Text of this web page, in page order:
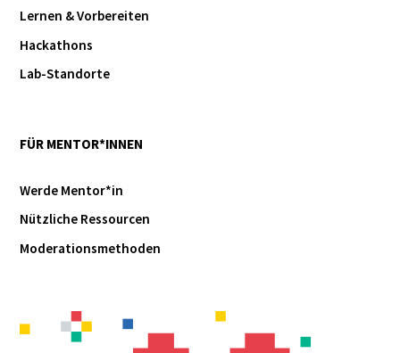
Lernen & Vorbereiten
Hackathons
Lab-Standorte
FÜR MENTOR*INNEN
Werde Mentor*in
Nützliche Ressourcen
Moderationsmethoden